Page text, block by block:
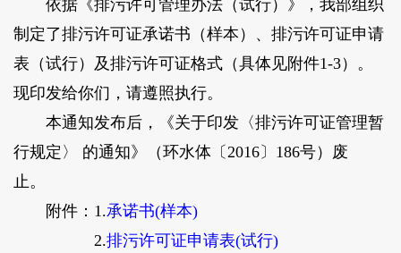
依据《排污许可管理办法（试行）》，我部组织
制定了排污许可证承诺书（样本）、排污许可证申请
表（试行）及排污许可证格式（具体见附件1-3）。
现印发给你们，请遵照执行。
本通知发布后，《关于印发〈排污许可证管理暂
行规定〉 的通知》（环水体〔2016〕186号）废
止。
附件：1.承诺书(样本)
2.排污许可证申请表(试行)